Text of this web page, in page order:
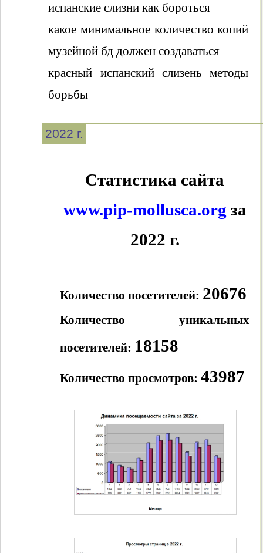
испанские слизни как бороться
какое минимальное количество копий
музейной бд должен создаваться
красный испанский слизень методы
борьбы
2022 г.
Статистика сайта
www.pip-mollusca.org за
2022 г.
Количество посетителей: 20676
Количество уникальных
посетителей: 18158
Количество просмотров: 43987